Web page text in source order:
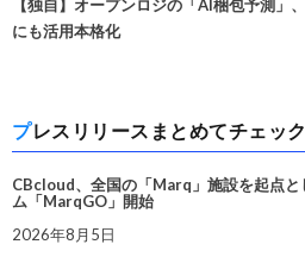
【独自】オープンロジの「AI梱包予測」
にも活用本格化
プレスリリースまとめてチェック
CBcloud、全国の「Marq」施設を起点
ム「MarqGO」開始
2026年8月5日